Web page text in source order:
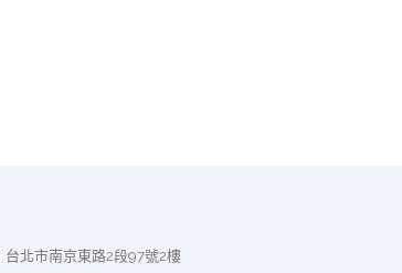
台北市南京東路2段97號2樓